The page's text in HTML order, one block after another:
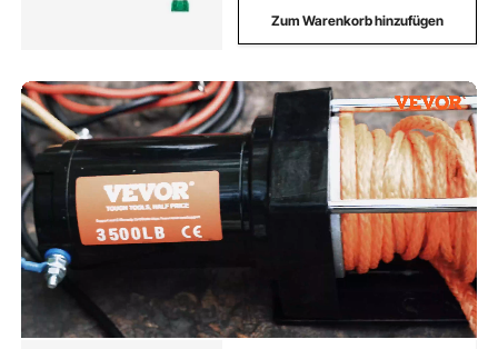
Zum Warenkorb hinzufügen